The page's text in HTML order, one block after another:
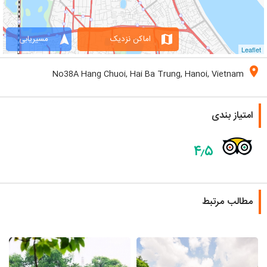
Leaflet
navigation مسیریابی map اماکن نزدیک
location_on
No38A Hang Chuoi, Hai Ba Trung, Hanoi, Vietnam
امتیاز بندی
۴٫۵
مطالب مرتبط